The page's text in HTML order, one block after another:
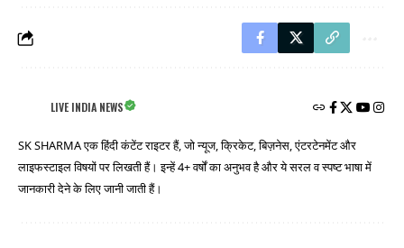
LIVE INDIA NEWS
SK SHARMA एक हिंदी कंटेंट राइटर हैं, जो न्यूज, क्रिकेट, बिज़नेस, एंटरटेनमेंट और
लाइफस्टाइल विषयों पर लिखती हैं। इन्हें 4+ वर्षों का अनुभव है और ये सरल व स्पष्ट भाषा में
जानकारी देने के लिए जानी जाती हैं।